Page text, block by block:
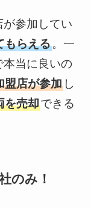
参加してい
もらえる。一
当に良いの
盟店が参加し
を売却できる
のみ！